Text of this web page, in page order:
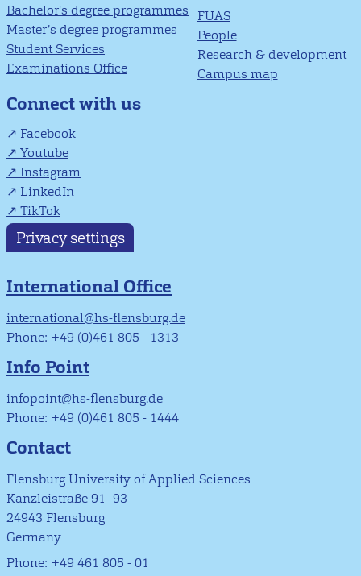
Bachelor's degree programmes
Master’s degree programmes
Student Services
Examinations Office
FUAS
People
Research & development
Campus map
Connect with us
Facebook
Youtube
Instagram
LinkedIn
TikTok
Privacy settings
International Office
international@hs-flensburg.de
Phone: +49 (0)461 805 - 1313
Info Point
infopoint@hs-flensburg.de
Phone: +49 (0)461 805 - 1444
Contact
Flensburg University of Applied Sciences
Kanzleistraße 91–93
24943 Flensburg
Germany
Phone: +49 461 805 - 01